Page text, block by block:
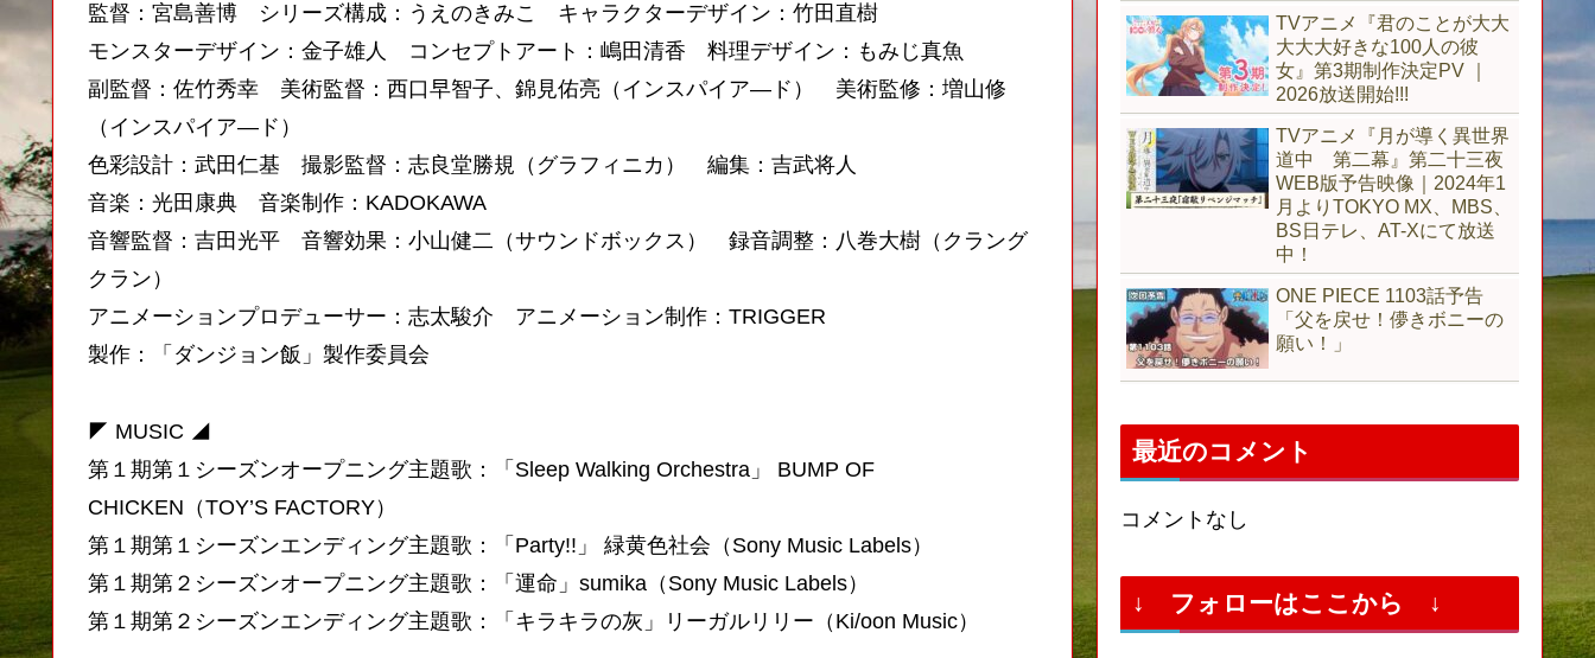
監督：宮島善博 シリーズ構成：うえのきみこ キャラクターデザイン：竹田直樹
モンスターデザイン：金子雄人 コンセプトアート：嶋田清香 料理デザイン：もみじ真魚
副監督：佐竹秀幸 美術監督：西口早智子、錦見佑亮（インスパイア―ド） 美術監修：増山修
（インスパイア―ド）
色彩設計：武田仁基 撮影監督：志良堂勝規（グラフィニカ） 編集：吉武将人
音楽：光田康典 音楽制作：KADOKAWA
音響監督：吉田光平 音響効果：小山健二（サウンドボックス） 録音調整：八巻大樹（クラング
クラン）
アニメーションプロデューサー：志太駿介 アニメーション制作：TRIGGER
製作：「ダンジョン飯」製作委員会
◤ MUSIC ◢
第１期第１シーズンオープニング主題歌：「Sleep Walking Orchestra」 BUMP OF
CHICKEN（TOY’S FACTORY）
第１期第１シーズンエンディング主題歌：「Party!!」 緑黄色社会（Sony Music Labels）
第１期第２シーズンオープニング主題歌：「運命」sumika（Sony Music Labels）
第１期第２シーズンエンディング主題歌：「キラキラの灰」リーガルリリー（Ki/oon Music）
TVアニメ『君のことが大大
大大大好きな100人の彼
女』第3期制作決定PV ｜
2026放送開始!!!
TVアニメ『月が導く異世界
道中 第二幕』第二十三夜
WEB版予告映像｜2024年1
月よりTOKYO MX、MBS、
BS日テレ、AT-Xにて放送
中！
ONE PIECE 1103話予告
「父を戻せ！儚きボニーの
願い！」
最近のコメント
コメントなし
↓ フォローはここから ↓